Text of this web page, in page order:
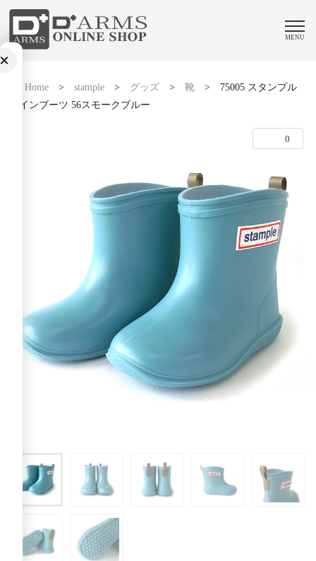
MENU
Home> stample> グッズ> 靴> 75005 スタンプル
レインブーツ 56スモークブルー
0
×